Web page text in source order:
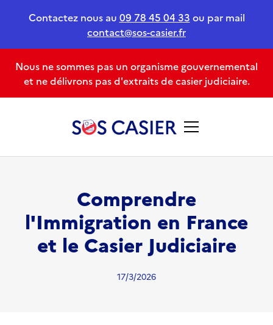
Contactez nous au 09 78 45 04 33 ou par mail
contact@sos-casier.fr
Nous ne sommes pas un organisme gouvernemental
et ne délivrons pas d'extraits de casier judiciaire.
Comprendre
l'Immigration en France
et le Casier Judiciaire
17/3/2026